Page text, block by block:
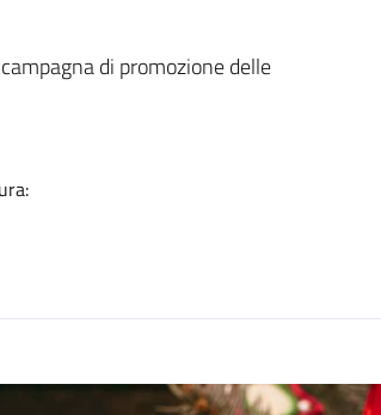
di promozione delle